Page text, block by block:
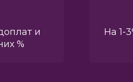
и
%
На 1-